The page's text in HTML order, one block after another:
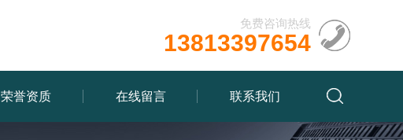
免费咨询热线
13813397654
荣誉资质 在线留言 联系我们